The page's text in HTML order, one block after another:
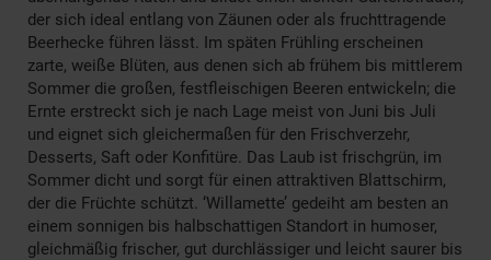
der sich ideal entlang von Zäunen oder als fruchttragende
Beerhecke führen lässt. Im späten Frühling erscheinen
zarte, weiße Blüten, aus denen sich ab frühem bis mittlerem
Sommer die großen, festfleischigen Beeren entwickeln; die
Ernte erstreckt sich je nach Lage meist von Juni bis Juli
und eignet sich gleichermaßen für den Frischverzehr,
Desserts, Saft oder Konfitüre. Das Laub ist frischgrün, im
Sommer dicht und sorgt für einen attraktiven Blattschirm,
der die Früchte schützt. ‘Willamette’ gedeiht am besten an
einem sonnigen bis halbschattigen Standort in humoser,
gleichmäßig frischer, gut durchlässiger und leicht saurer bis